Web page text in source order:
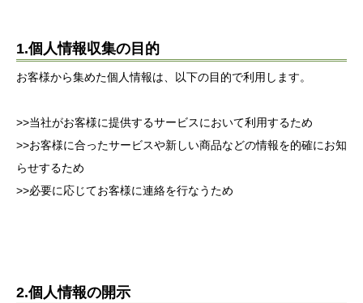
1.個人情報収集の目的
お客様から集めた個人情報は、以下の目的で利用します。
>>当社がお客様に提供するサービスにおいて利用するため
>>お客様に合ったサービスや新しい商品などの情報を的確にお知
らせするため
>>必要に応じてお客様に連絡を行なうため
2.個人情報の開示